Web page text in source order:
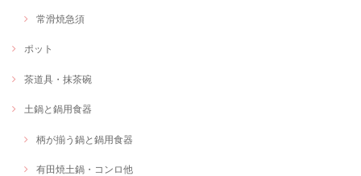
常滑焼急須
ポット
茶道具・抹茶碗
土鍋と鍋用食器
柄が揃う鍋と鍋用食器
有田焼土鍋・コンロ他